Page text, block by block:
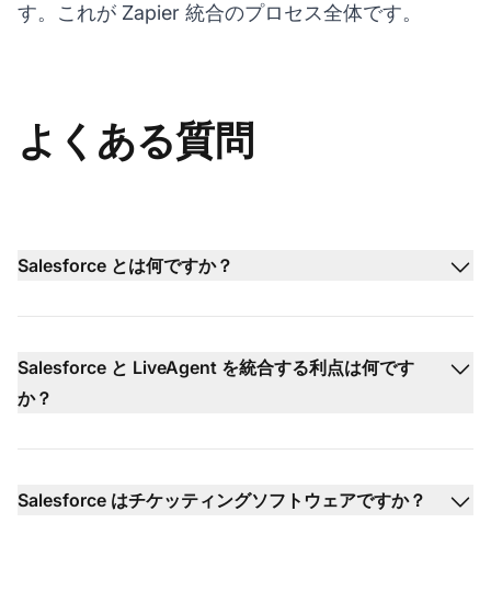
す。これが Zapier 統合のプロセス全体です。
よくある質問
Salesforce とは何ですか？
Salesforce と LiveAgent を統合する利点は何です
か？
Salesforce はチケッティングソフトウェアですか？